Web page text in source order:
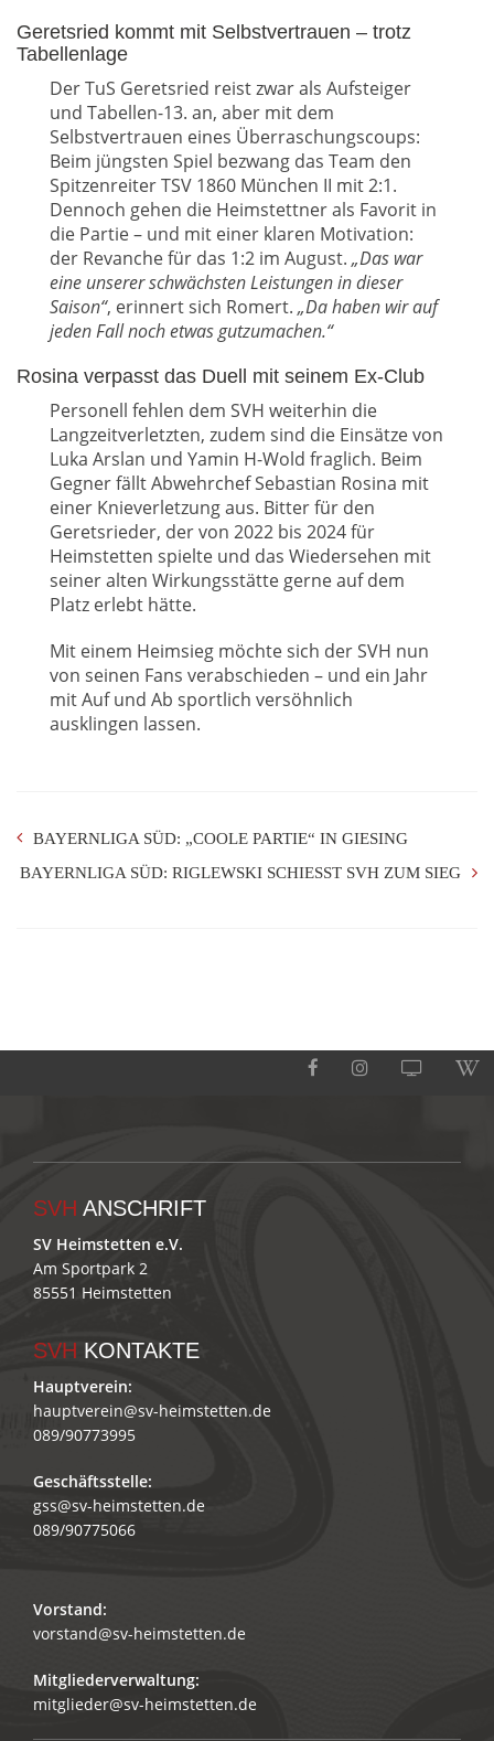
Geretsried kommt mit Selbstvertrauen – trotz
Tabellenlage
Der TuS Geretsried reist zwar als Aufsteiger
und Tabellen-13. an, aber mit dem
Selbstvertrauen eines Überraschungscoups:
Beim jüngsten Spiel bezwang das Team den
Spitzenreiter TSV 1860 München II mit 2:1.
Dennoch gehen die Heimstettner als Favorit in
die Partie – und mit einer klaren Motivation:
der Revanche für das 1:2 im August. „Das war
eine unserer schwächsten Leistungen in dieser
Saison“, erinnert sich Romert. „Da haben wir auf
jeden Fall noch etwas gutzumachen.“
Rosina verpasst das Duell mit seinem Ex-Club
Personell fehlen dem SVH weiterhin die
Langzeitverletzten, zudem sind die Einsätze von
Luka Arslan und Yamin H-Wold fraglich. Beim
Gegner fällt Abwehrchef Sebastian Rosina mit
einer Knieverletzung aus. Bitter für den
Geretsrieder, der von 2022 bis 2024 für
Heimstetten spielte und das Wiedersehen mit
seiner alten Wirkungsstätte gerne auf dem
Platz erlebt hätte.
Mit einem Heimsieg möchte sich der SVH nun
von seinen Fans verabschieden – und ein Jahr
mit Auf und Ab sportlich versöhnlich
ausklingen lassen.
BAYERNLIGA SÜD: „COOLE PARTIE“ IN GIESING
BAYERNLIGA SÜD: RIGLEWSKI SCHIESST SVH ZUM SIEG
SVH ANSCHRIFT
SV Heimstetten e.V.
Am Sportpark 2
85551 Heimstetten
SVH KONTAKTE
Hauptverein:
hauptverein@sv-heimstetten.de
089/90773995
Geschäftsstelle:
gss@sv-heimstetten.de
089/90775066
Vorstand:
vorstand@sv-heimstetten.de
Mitgliederverwaltung:
mitglieder@sv-heimstetten.de